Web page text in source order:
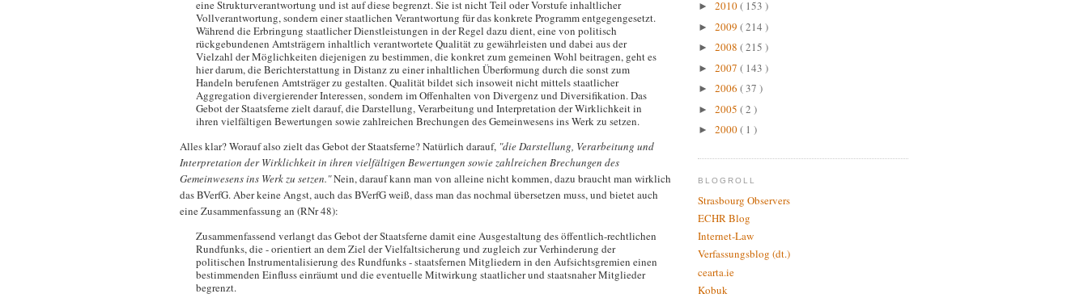
eine Strukturverantwortung und ist auf diese begrenzt. Sie ist nicht Teil oder Vorstufe inhaltlicher
Vollverantwortung, sondern einer staatlichen Verantwortung für das konkrete Programm entgegengesetzt.
Während die Erbringung staatlicher Dienstleistungen in der Regel dazu dient, eine von politisch
rückgebundenen Amtsträgern inhaltlich verantwortete Qualität zu gewährleisten und dabei aus der
Vielzahl der Möglichkeiten diejenigen zu bestimmen, die konkret zum gemeinen Wohl beitragen, geht es
hier darum, die Berichterstattung in Distanz zu einer inhaltlichen Überformung durch die sonst zum
Handeln berufenen Amtsträger zu gestalten. Qualität bildet sich insoweit nicht mittels staatlicher
Aggregation divergierender Interessen, sondern im Offenhalten von Divergenz und Diversifikation. Das
Gebot der Staatsferne zielt darauf, die Darstellung, Verarbeitung und Interpretation der Wirklichkeit in
ihren vielfältigen Bewertungen sowie zahlreichen Brechungen des Gemeinwesens ins Werk zu setzen.
Alles klar? Worauf also zielt das Gebot der Staatsferne? Natürlich darauf, "die Darstellung, Verarbeitung und
Interpretation der Wirklichkeit in ihren vielfältigen Bewertungen sowie zahlreichen Brechungen des
Gemeinwesens ins Werk zu setzen."Nein, darauf kann man von alleine nicht kommen, dazu braucht man wirklich
das BVerfG. Aber keine Angst, auch das BVerfG weiß, dass man das nochmal übersetzen muss, und bietet auch
eine Zusammenfassung an (RNr 48):
Zusammenfassend verlangt das Gebot der Staatsferne damit eine Ausgestaltung des öffentlich-rechtlichen
Rundfunks, die - orientiert an dem Ziel der Vielfaltsicherung und zugleich zur Verhinderung der
politischen Instrumentalisierung des Rundfunks - staatsfernen Mitgliedern in den Aufsichtsgremien einen
bestimmenden Einfluss einräumt und die eventuelle Mitwirkung staatlicher und staatsnaher Mitglieder
begrenzt.
► 2010( 153 )
► 2009 ( 214 )
► 2008 ( 215 )
► 2007 ( 143 )
► 2006 ( 37 )
► 2005 ( 2 )
► 2000( 1 )
BLOGROLL
Strasbourg Observers
ECHR Blog
Internet-Law
Verfassungsblog (dt.)
cearta.ie
Kobuk